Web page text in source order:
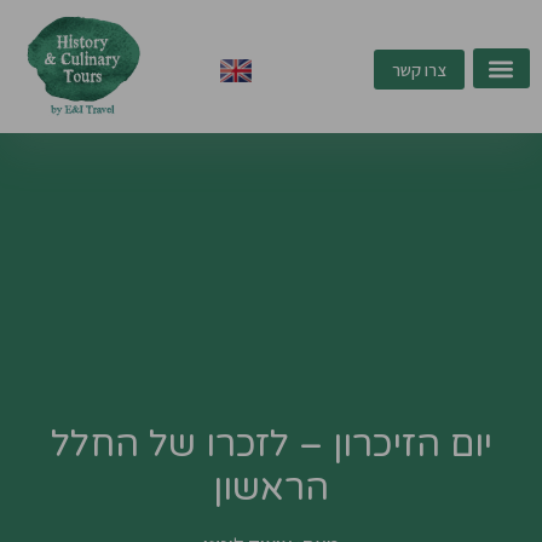
לתוכן
צרו קשר
יום הזיכרון – לזכרו של החלל
הראשון